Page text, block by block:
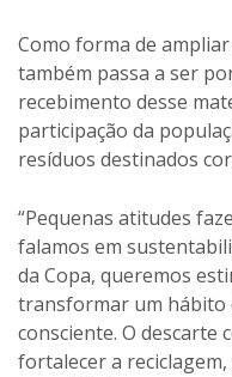
Como forma de
também passa a ser
recebimento desse
participação da
resíduos destinados
“Pequenas atitudes
falamos em
da Copa, queremos
transformar um hábito
consciente. O descarte
fortalecer a